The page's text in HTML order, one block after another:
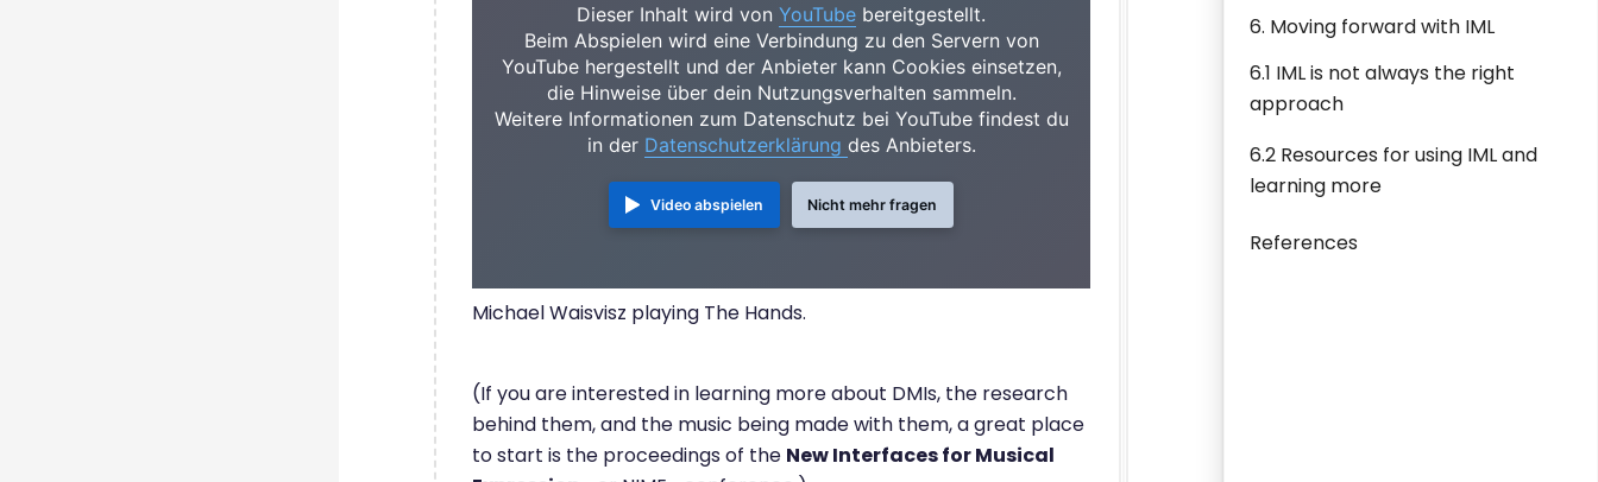
6. Moving forward with IML
6.1 IML is not always the right
approach
6.2 Resources for using IML and
learning more
References
Dieser Inhalt wird von YouTube bereitgestellt.
Beim Abspielen wird eine Verbindung zu den Servern von
YouTube hergestellt und der Anbieter kann Cookies einsetzen,
die Hinweise über dein Nutzungsverhalten sammeln.
Weitere Informationen zum Datenschutz bei YouTube findest du
in der Datenschutzerklärung des Anbieters.
Video abspielen Nicht mehr fragen
Michael Waisvisz playing The Hands.
(If you are interested in learning more about DMIs, the research
behind them, and the music being made with them, a great place
to start is the proceedings of the New Interfaces for Musical